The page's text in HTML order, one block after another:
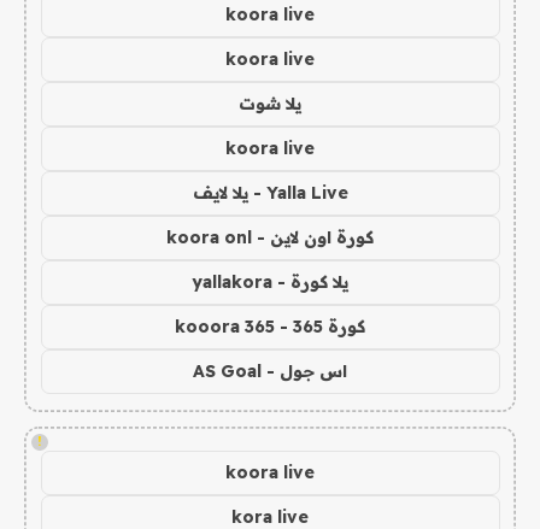
koora live
koora live
يلا شوت
koora live
Yalla Live - يلا لايف
كورة اون لاين - koora onl
يلا كورة - yallakora
كورة 365 - kooora 365
اس جول - AS Goal
!
koora live
kora live